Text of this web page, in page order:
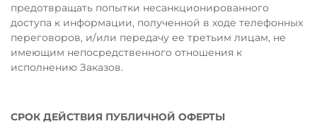
предотвращать попытки несанкционированного
доступа к информации, полученной в ходе телефонных
переговоров, и/или передачу ее третьим лицам, не
имеющим непосредственного отношения к
исполнению Заказов.
СРОК ДЕЙСТВИЯ ПУБЛИЧНОЙ ОФЕРТЫ